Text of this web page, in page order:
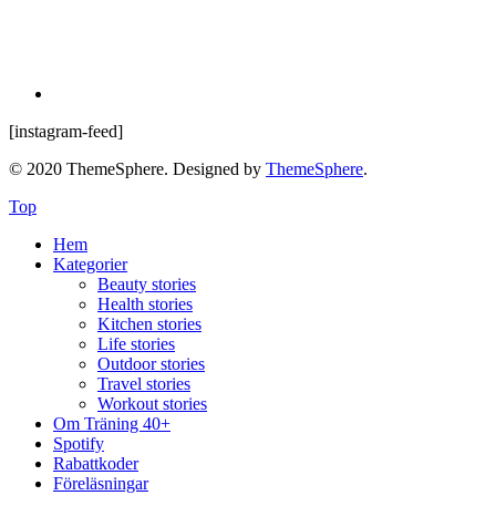
[instagram-feed]
© 2020 ThemeSphere. Designed by ThemeSphere.
Top
Hem
Kategorier
Beauty stories
Health stories
Kitchen stories
Life stories
Outdoor stories
Travel stories
Workout stories
Om Träning 40+
Spotify
Rabattkoder
Föreläsningar